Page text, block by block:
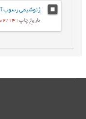
تاریخ چاپ: 1404/02/14